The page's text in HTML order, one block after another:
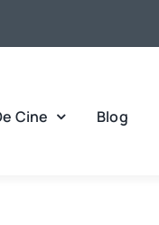
Cine Blog